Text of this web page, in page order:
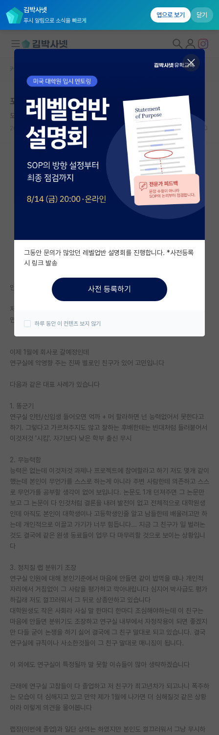
김박사넷
푸시 알림으로 소식을 빠르게
앱으로 보기 닫기
대학원생 모집
국내대학원 정보
연구실&오픈랩
커뮤니티
커뮤니티 홈
전체글보기
베스트 게시판
자유 게시판(아무개랩)
미국 유학 게시판
미국 대학원 합격 후기 게시판
대학원생 모집 게시판
연구실(PI) 홍보 게시판
석박사 채용 정보 게시판
취업 게시판
임용 후기 게시판
인문사회 계열 게시판
특수/전문대학원 게시판
반도체/AI 게시판
장학금/장학생 게시판
홍보 게시판
커리어
유학교육
이벤트
재팬라운지 🌸
커뮤니티 홈
포닥인데 연구실 분위기 흐리는 인원
도도한 갈릴레오 갈릴레이
2023.12.25 20 6556
안녕하세요
저는 본 연구실 출신이 아니고 11개월정도 한 포닥인데
연구실에 악영향 주는 친구를 교수님께 말해도 될까요..?
이제 1월에 회사로 갈예정인데
연구실에 악영향 주는 진짜 별로인 친구가 있어 고민입니다
다음과 같은 대표 사례가 있습니다
1. 똥군기
연구실 인턴/신입생 들어오면 억까 + 머 할라하면 넌 능력없어서 못한다고
하기. 그렇다고 가르쳐주지도 않고 잘하는 후배한테는 빈대처럼 들러붙어서
이것저것 '시킴'. 자기보다 낮은 학부 출신 무시
2. 무능력함
능력은 없는데 이것저것 과제나 프로젝트에 참여할라고 하기 저도 몇개 같이
했는데 본인이 무언가를 스스로 하는게 아니라 주변 사람한테 의존하고 스스
로 무언가를 공부할 생각이 없어 보입니다. 논문도 1개 던져주면 그 논문만
보고 그 논문이 다 인것처럼 결론을 내려 발전이 없고 전체적으로 대학원생
인데 아직도 본인이 대학생이나 고등학생인줄 알고 남들한테 배울려고만 하
는데 개인적으로 이끌고 가기가 너무 힘듭니다... 지금 그 친구가 일 벌려논
것도 결국에 같은 원생 동료들이 업무 다 마무리할 것으로 보이는 상황입니
다
3. 정치질 랩 분위기 조장
연구실 인원에 대해 본인기준에서 마음에 안들면 같이 밥먹을 때나 개인적
자리에서 거침없이 그 사람을 평가하고 깍아내립니다 심지어 박사급도 평가
하길래 저도 껄끄러워서 그 뒤로 상종안하고 있습니다
대학원생도 작은 사회라 사실 말 한마디 한마디 조심해야하는데 이 친구는
마음에 안들면 분위기도 조장하고 연구실 내부에서 자정작용이 되면 좋겠지
만 다들 굳이 논쟁을 하기 싫어 결국에 그 친구 말대로 되고 있습니다. 결국
연구실에 규칙이나 사소한것들이 그 친구 말대로 매니징이 됩니다.
이 외에도 연구실이 특정될까 말 못할 이슈들이 많아 생략하겠습니다
근래에 연구실 고참들이 다 졸업하고 저 친구가 최고년차가 되고나니 폭주하
는 모습이 더 심해지고 있고 만약 제가 1월에 나가면 더 심해질것 같은 상황
이라 이렇게 의견을 물어봅니다
랩장(이번에 졸업)과 일단 상의는 하였지만 본인도 껄끄러워서 그냥 무시하
그동안 문의가 많았던 레벨업반 설명회를 진행합니다. *사전등록
시 링크 발송
사전 등록하기
하루 동안 이 컨텐츠 보지 않기